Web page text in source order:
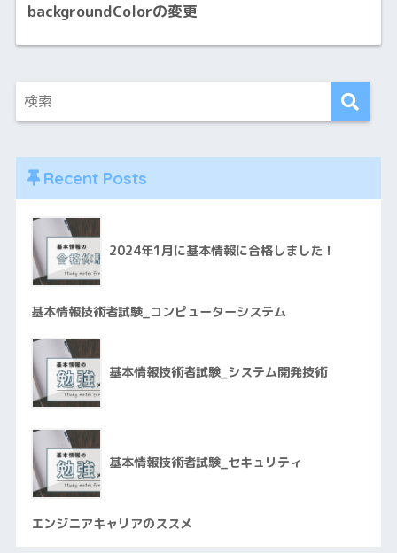
backgroundColorの変更
Recent Posts
2024年1月に基本情報に合格しました！
基本情報技術者試験_コンピューターシステム
基本情報技術者試験_システム開発技術
基本情報技術者試験_セキュリティ
エンジニアキャリアのススメ